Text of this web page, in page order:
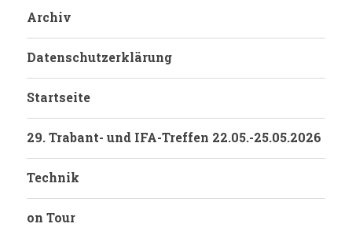
Archiv
Datenschutzerklärung
Startseite
29. Trabant- und IFA-Treffen 22.05.-25.05.2026
Technik
on Tour